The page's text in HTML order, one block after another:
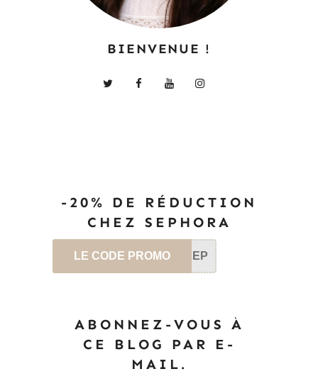
BIENVENUE !
-20% DE RÉDUCTION
CHEZ SEPHORA
LE CODE PROMO SEP
ABONNEZ-VOUS À
CE BLOG PAR E-
MAIL.